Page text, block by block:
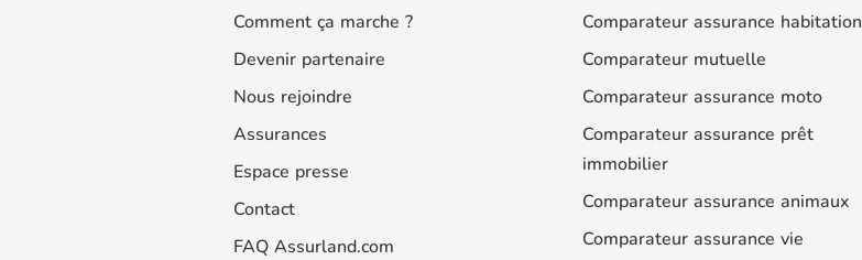
Comment ça marche ?
Devenir partenaire
Nous rejoindre
Assurances
Espace presse
Contact
FAQ Assurland.com
Comparateur assurance habitation
Comparateur mutuelle
Comparateur assurance moto
Comparateur assurance prêt
immobilier
Comparateur assurance animaux
Comparateur assurance vie